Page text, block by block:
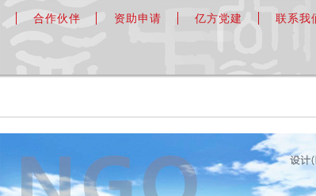
合作伙伴 资助申请 亿方党建 联系我